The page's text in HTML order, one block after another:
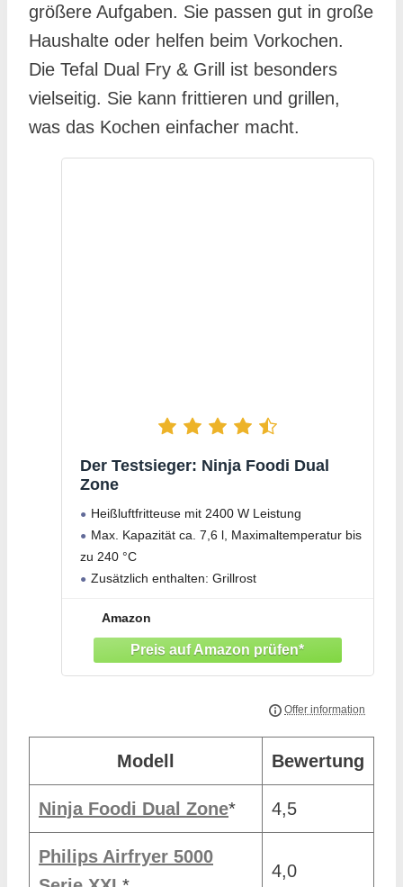
größere Aufgaben. Sie passen gut in große
Haushalte oder helfen beim Vorkochen.
Die Tefal Dual Fry & Grill ist besonders
vielseitig. Sie kann frittieren und grillen,
was das Kochen einfacher macht.
Der Testsieger: Ninja Foodi Dual
Zone
Heißluftfritteuse mit 2400 W Leistung
Max. Kapazität ca. 7,6 l, Maximaltemperatur bis
zu 240 °C
Zusätzlich enthalten: Grillrost
Amazon
Modell Bewertung
Ninja Foodi Dual Zone* 4,5
Philips Airfryer 5000
4,0